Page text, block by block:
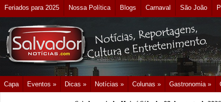
Feriados para 2025 Nossa Política Blogs Carnaval São João
Capa Eventos » Dicas » Notícias » Colunas » Gastronomia »